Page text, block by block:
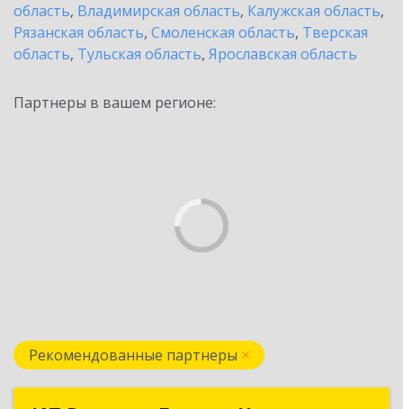
область, Владимирская область, Калужская область,
Рязанская область, Смоленская область, Тверская
область, Тульская область, Ярославская область
Партнеры в вашем регионе:
Рекомендованные партнеры